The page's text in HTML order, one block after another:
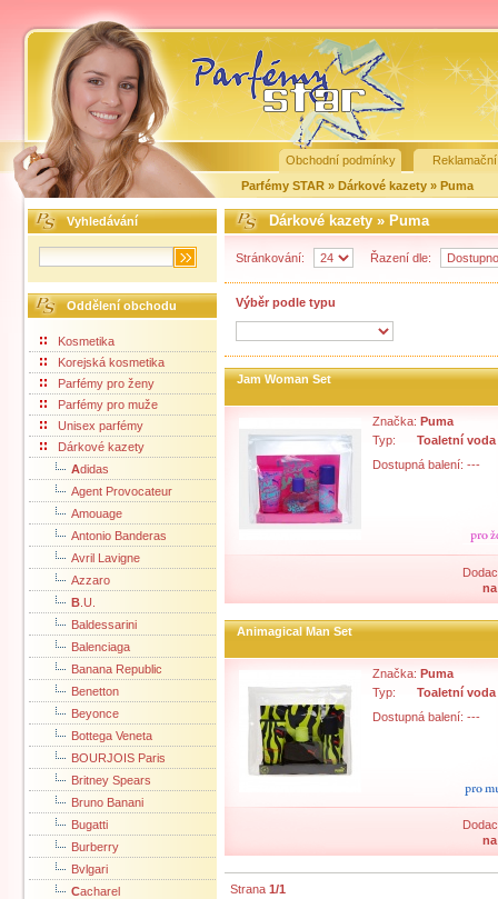
Obchodní podmínky
Parfémy STAR » Dárkové kazety » Puma
Vyhledávání
Oddělení obchodu
Kosmetika
Korejská kosmetika
Parfémy pro ženy
Parfémy pro muže
Unisex parfémy
Dárkové kazety
Adidas
Agent Provocateur
Amouage
Antonio Banderas
Avril Lavigne
Azzaro
B .U.
Baldessarini
Balenciaga
Banana Republic
Benetton
Beyonce
Bottega Veneta
BOURJOIS Paris
Britney Spears
Bruno Banani
Bugatti
Burberry
Bvlgari
Cacharel
Dárkové kazety»Puma
Stránkování: Řazení dle:
Výběr podle typu
Jam Woman Set
Značka: Puma
Typ:
Toaletní voda
Dostupná balení: ---
Animagical Man Set
Značka: Puma
Typ:
Toaletní voda
Dostupná balení: ---
Strana 1/1